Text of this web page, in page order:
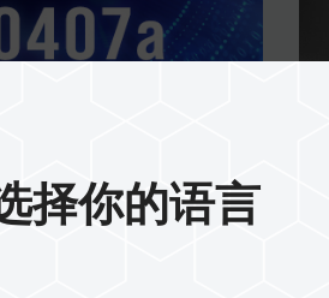
磅亮相
线，AI 性能全
择你的语言